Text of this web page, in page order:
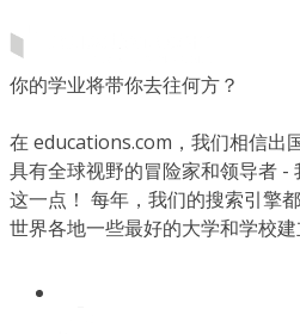
你的学业将带你去往何方？
在 educations.com，我们相信出
具有全球视野的冒险家和领导者 -
这一点！ 每年，我们的搜索引擎
世界各地一些最好的大学和学校建